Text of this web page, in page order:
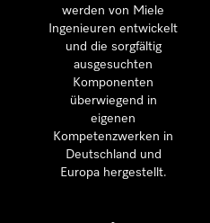
werden von Miele
Ingenieuren entwickelt
und die sorgfältig
ausgesuchten
Komponenten
überwiegend in
eigenen
Kompetenzwerken in
Deutschland und
Europa hergestellt.